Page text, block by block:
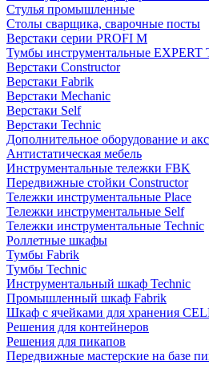
Стулья промышленные
Столы сварщика, сварочные посты
Верстаки серии PROFI M
Тумбы инструментальные EXPERT
Верстаки Constructor
Верстаки Fabrik
Верстаки Mechanic
Верстаки Self
Верстаки Technic
Дополнительное оборудование и
Антистатическая мебель
Инструментальные тележки FBK
Передвижные стойки Constructor
Тележки инструментальные Place
Тележки инструментальные Self
Тележки инструментальные Technic
Роллетные шкафы
Тумбы Fabrik
Тумбы Technic
Инструментальный шкаф Technic
Промышленный шкаф Fabrik
Шкаф с ячейками для хранения
Решения для контейнеров
Решения для пикапов
Передвижные мастерские на базе